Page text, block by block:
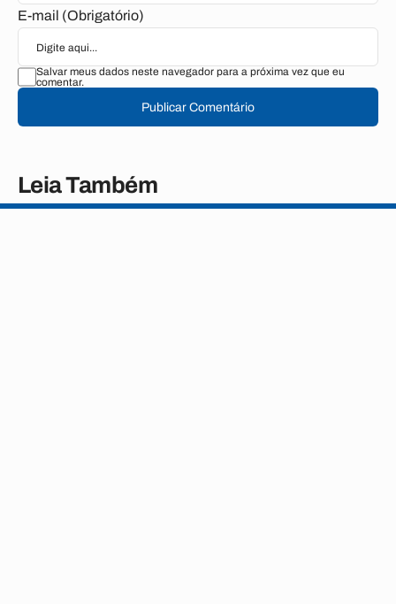
E-mail (Obrigatório)
Salvar meus dados neste navegador para a próxima vez que eu
comentar.
Publicar Comentário
Leia Também